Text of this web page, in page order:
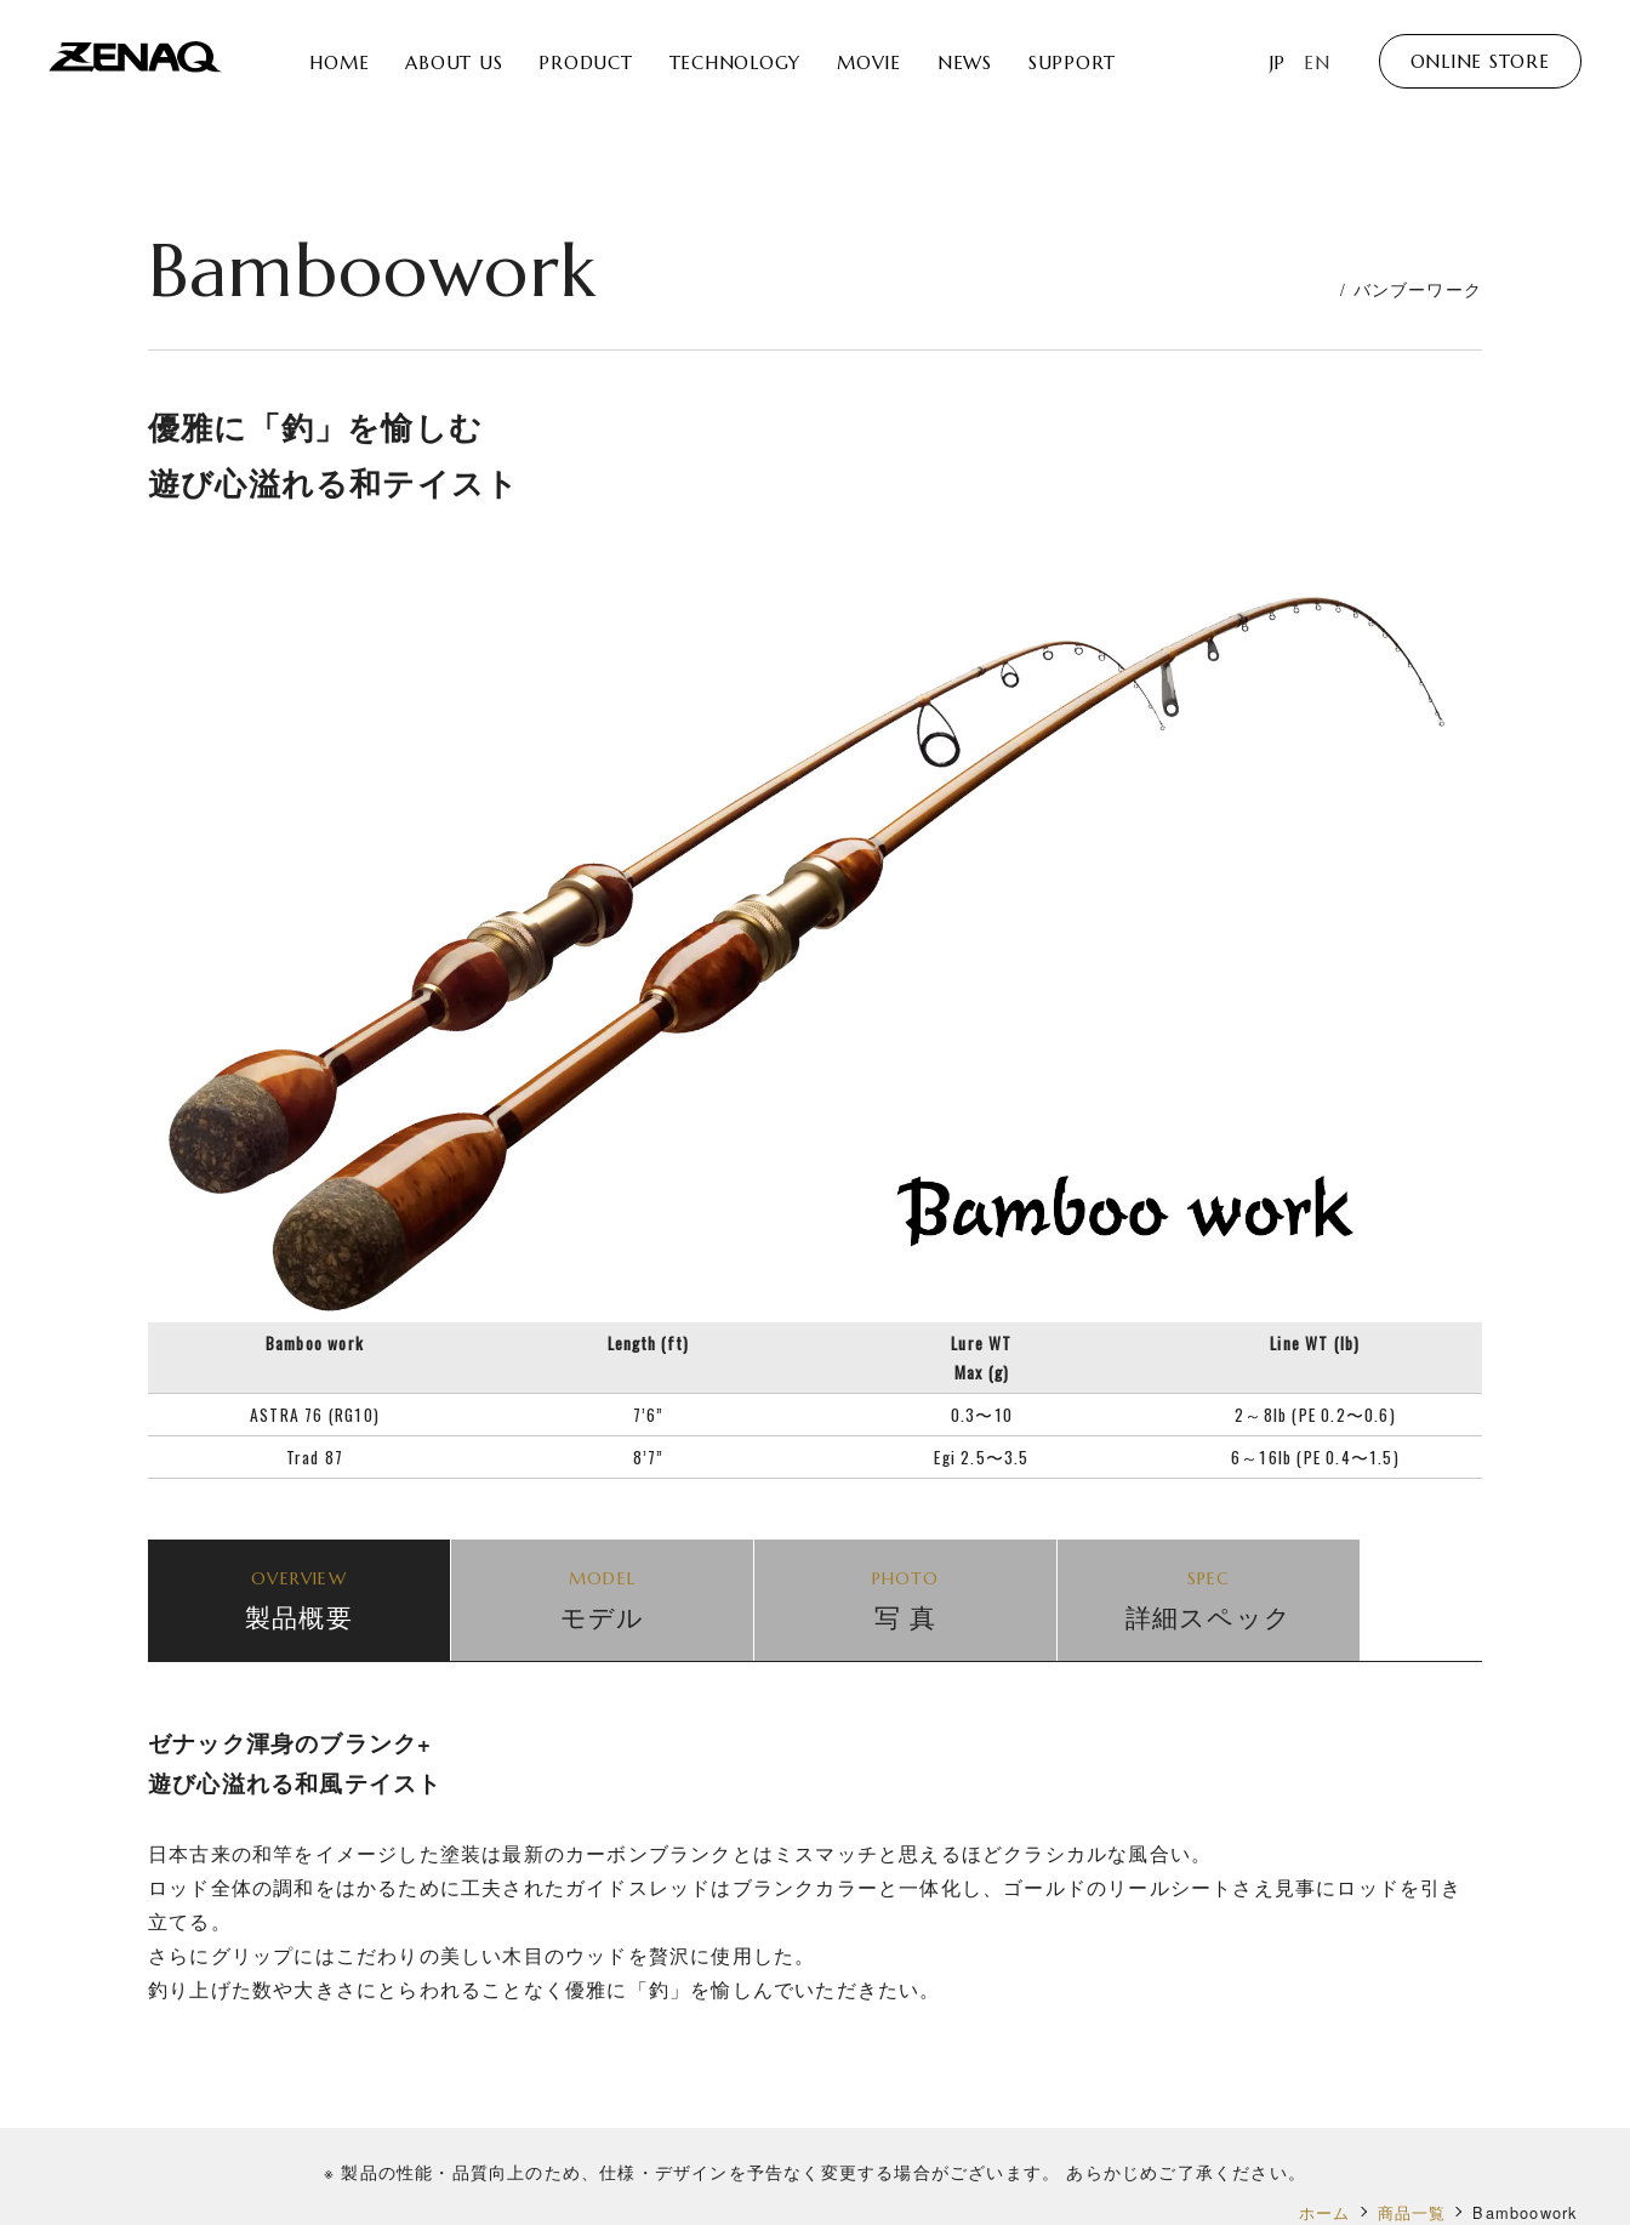
HOME ABOUT US PRODUCT TECHNOLOGY MOVIE NEWS SUPPORT ONLINE STORE
JP EN
Bamboowork / バンブーワーク
優雅に「釣」を愉しむ
遊び心溢れる和テイスト
Bamboo work Length (ft)
Lure WT
Max (g)
Line WT (lb)
ASTRA 76 (RG10) 7’6” 0.3〜10
2～8lb (PE 0.2〜0.6)
Trad 87
8’7” Egi 2.5〜3.5 6～16lb (PE 0.4〜1.5)
OVERVIEW
製品概要
MODEL
モデル
PHOTO
写 真
SPEC
詳細スペック
ゼナック渾身のブランク+
遊び心溢れる和風テイスト
日本古来の和竿をイメージした塗装は最新のカーボンブランクとはミスマッチと思えるほどクラシカルな風合い。
ロッド全体の調和をはかるために工夫されたガイドスレッドはブランクカラーと一体化し、ゴールドのリールシートさえ見事にロッドを引き
立てる。
さらにグリップにはこだわりの美しい木目のウッドを贅沢に使用した。
釣り上げた数や大きさにとらわれることなく優雅に「釣」を愉しんでいただきたい。
※ 製品の性能・品質向上のため、仕様・デザインを予告なく変更する場合がございます。 あらかじめご了承ください。
ホーム 商品一覧 Bamboowork